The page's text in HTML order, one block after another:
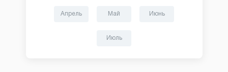
Апрель Май Июнь
Июль